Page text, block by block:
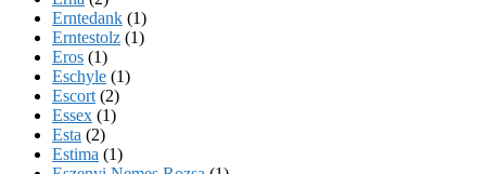
Erntedank (1)
Erntestolz (1)
Eros (1)
Eschyle (1)
Escort (2)
Essex (1)
Esta (2)
Estima (1)